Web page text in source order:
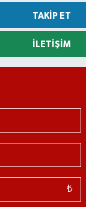
TAKIP ET
İLETIŞIM
₺